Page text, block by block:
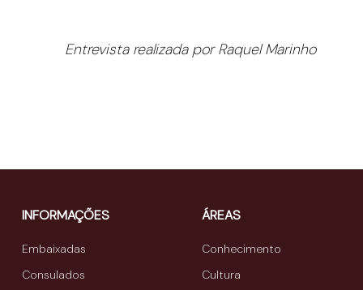
Entrevista realizada por Raquel Marinho
INFORMAÇÕES
Embaixadas
Consulados
ÁREAS
Conhecimento
Cultura